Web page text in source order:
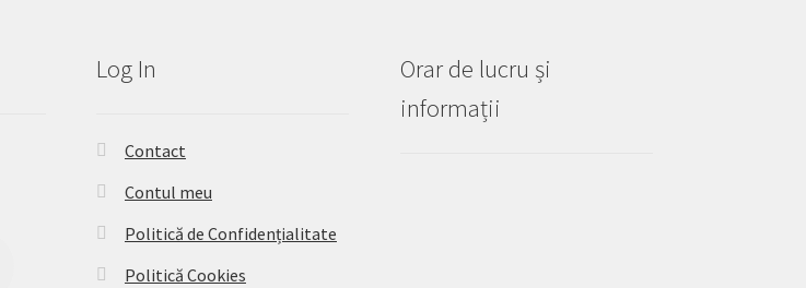
Log In
Contact
Contul meu
Politică de Confidențialitate
Politică Cookies
Orar de lucru și
informații